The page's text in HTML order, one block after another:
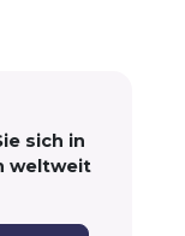
sich in
weltweit